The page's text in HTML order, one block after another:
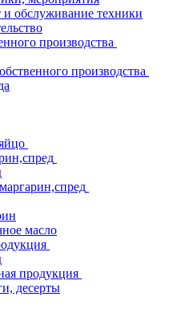
и обслуживание техники
производства
производства
масло
продукция
десерты